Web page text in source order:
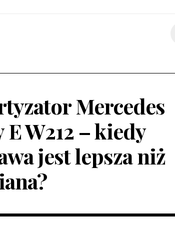
Mercedes
E W212 – kiedy
jest lepsza niż